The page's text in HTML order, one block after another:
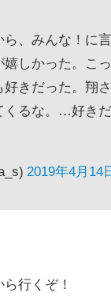
、みんな！に
嬉しかった。こ
好きだった。翔
くるな。…好き
2019年4月14
行くぞ！